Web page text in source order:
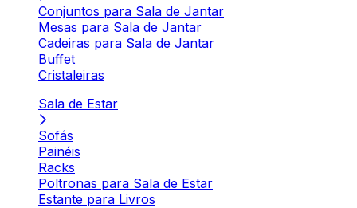
Conjuntos para Sala de Jantar
Mesas para Sala de Jantar
Cadeiras para Sala de Jantar
Buffet
Cristaleiras
Sala de Estar
Sofás
Painéis
Racks
Poltronas para Sala de Estar
Estante para Livros